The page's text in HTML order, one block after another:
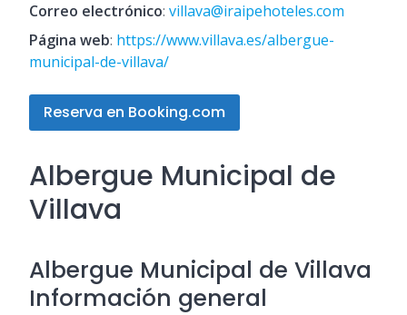
Correo electrónico: villava@iraipehoteles.com
Página web: https://www.villava.es/albergue-
municipal-de-villava/
Reserva en Booking.com
Albergue Municipal de
Villava
Albergue Municipal de Villava
Información general